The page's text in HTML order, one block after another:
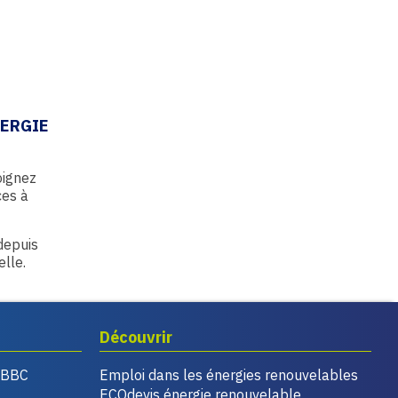
à
Découvrir
Emploi dans les énergies renouvelables
ECOdevis énergie renouvelable